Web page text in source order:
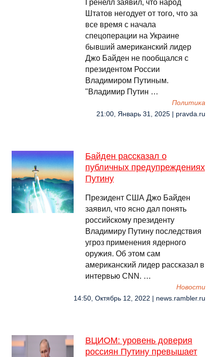
Гренелл заявил, что народ
Штатов негодует от того, что за
все время с начала
спецоперации на Украине
бывший американский лидер
Джо Байден не пообщался с
президентом России
Владимиром Путиным.
"Владимир Путин …
Политика
21:00, Январь 31, 2025 | pravda.ru
Байден рассказал о
публичных предупреждениях
Путину
Президент США Джо Байден
заявил, что ясно дал понять
российскому президенту
Владимиру Путину последствия
угроз применения ядерного
оружия. Об этом сам
американский лидер рассказал в
интервью CNN. …
Новости
14:50, Октябрь 12, 2022 | news.rambler.ru
ВЦИОМ: уровень доверия
россиян Путину превышает